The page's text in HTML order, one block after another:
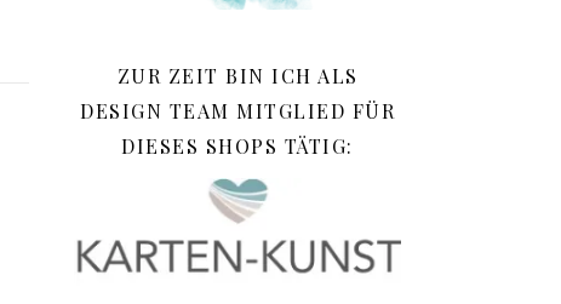
ZUR ZEIT BIN ICH ALS
DESIGN TEAM MITGLIED FÜR
DIESES SHOPS TÄTIG: